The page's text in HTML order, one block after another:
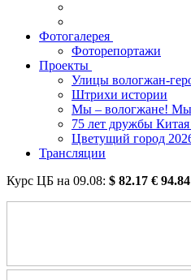
Фотогалерея
Фоторепортажи
Проекты
Улицы вологжан-
Штрихи истории
Мы – вологжане! Мы
75 лет дружбы
Цветущий город
Трансляции
Курс ЦБ на 09.08: $ 82.17 € 94.84